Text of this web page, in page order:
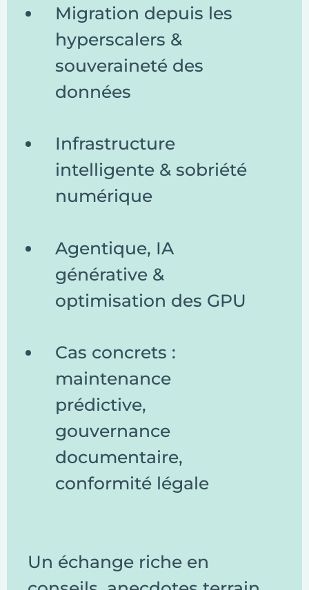
Migration depuis les
hyperscalers &
souveraineté des
données
Infrastructure
intelligente & sobriété
numérique
Agentique, IA
générative &
optimisation des GPU
Cas concrets :
maintenance
prédictive,
gouvernance
documentaire,
conformité légale
Un échange riche en